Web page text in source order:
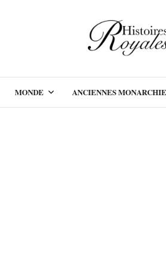
MONDE ANCIENNES